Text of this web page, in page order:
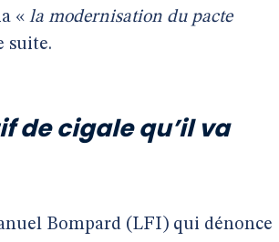
« la modernisation du pacte
suite.
de cigale qu’il va
Bompard (LFI) qui dénonce